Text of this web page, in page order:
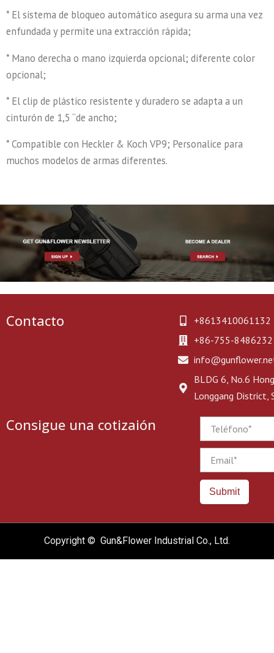
* El sistema de bloqueo automático asegura su arma una vez
enfundada y permite una extracción rápida;
* Mano derecha o mano izquierda opcional; diferente color
opcional;
* El clip de plástico resistente y duradero se adapta a un
cinturón de 1,5 “de ancho;
* Compatible con Heckler & Koch VP9; Personalice para
muchos modelos de armas diferentes.
Contacto
+8613410061132
+86-755-
BLDG 6, No.6
Longgang District,
Consigue una cotizaión
Submit
Copyright © Gun&Flower Industrial Co., Ltd.